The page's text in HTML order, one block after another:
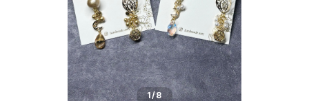
1/8